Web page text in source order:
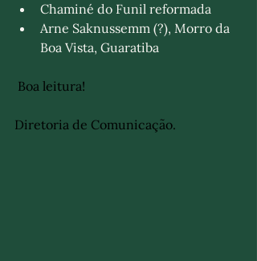
Chaminé do Funil reformada
​Arne Saknussemm (?), Morro da
Boa Vista, Guaratiba
Boa leitura!
Diretoria de Comunicação.